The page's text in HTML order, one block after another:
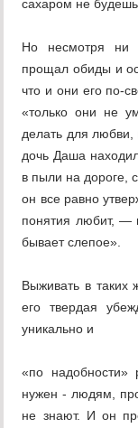
сахаром не
Но несмотря
прощал обиды и
что и они его по-
«только они не
делать для любви,
дочь Даша
в пыли на дороге,
он все равно
понятия любит, —
бывает слепое».
Выживать в таких
его твердая
уникально и
«по
нужен - людям,
не знают. И он